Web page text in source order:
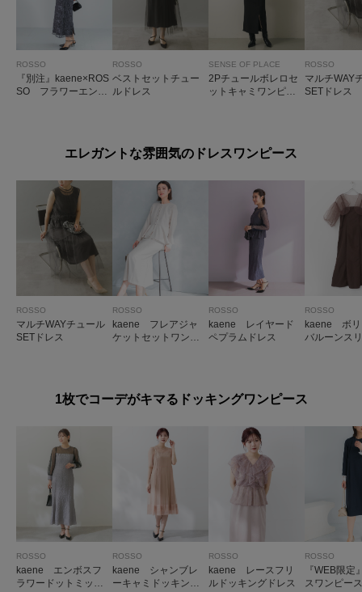
ROSSO
『別注』kaene×ROS
SO フラワーエンブ
ROSSO
ベストセットチュー
ルドレス
SENSE OF PLACE
2Pチュールボレロセ
ットキャミワンピー
ROSSO
マルチWAY
SETドレス
エレガントな雰囲気のドレスワンピース
ROSSO
マルチWAYチュール
SETドレス
ROSSO
kaene フレアジャ
ケットセットワンピ
ROSSO
kaene レイヤード
ペプラムドレス
ROSSO
kaene ボリ
バルーンス
1枚でコーデがキマるドッキングワンピース
ROSSO
kaene エンボスフ
ラワードットミック
ROSSO
kaene シャンブレ
ーキャミドッキング
ROSSO
kaene レースフリ
ルドッキングドレス
ROSSO
『WEB限定
スワンピース